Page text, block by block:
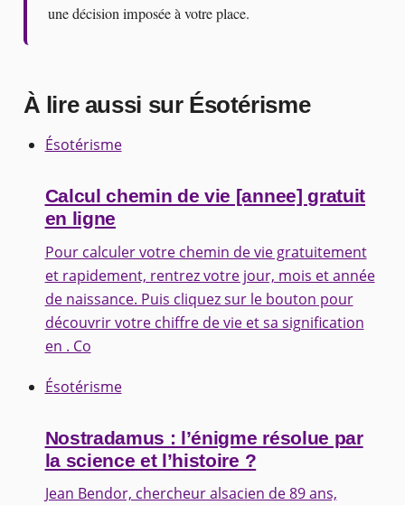
une décision imposée à votre place.
À lire aussi sur Ésotérisme
Ésotérisme
Calcul chemin de vie [annee] gratuit
en ligne
Pour calculer votre chemin de vie gratuitement
et rapidement, rentrez votre jour, mois et année
de naissance. Puis cliquez sur le bouton pour
découvrir votre chiffre de vie et sa signification
en . Co
Ésotérisme
Nostradamus : l’énigme résolue par
la science et l’histoire ?
Jean Bendor, chercheur alsacien de 89 ans,